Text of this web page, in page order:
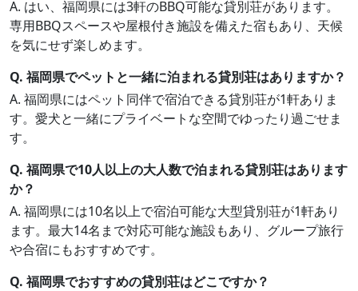
A. はい、福岡県には3軒のBBQ可能な貸別荘があります。
専用BBQスペースや屋根付き施設を備えた宿もあり、天候
を気にせず楽しめます。
Q. 福岡県でペットと一緒に泊まれる貸別荘はありますか？
A. 福岡県にはペット同伴で宿泊できる貸別荘が1軒ありま
す。愛犬と一緒にプライベートな空間でゆったり過ごせま
す。
Q. 福岡県で10人以上の大人数で泊まれる貸別荘はあります
か？
A. 福岡県には10名以上で宿泊可能な大型貸別荘が1軒あり
ます。最大14名まで対応可能な施設もあり、グループ旅行
や合宿にもおすすめです。
Q. 福岡県でおすすめの貸別荘はどこですか？